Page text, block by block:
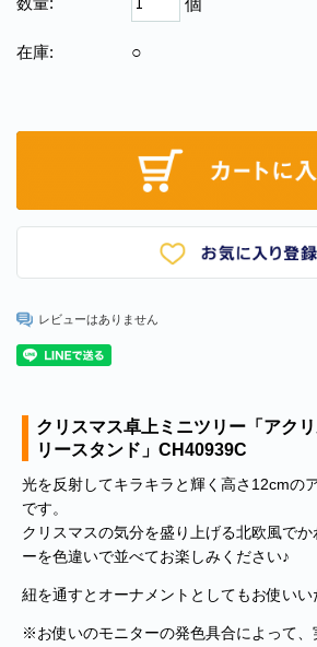
在庫: ○
レビューはありません
クリスマス卓上ミニツリー「アク
リースタンド」CH40939C
光を反射してキラキラと輝く高さ12cmの
です。
クリスマスの気分を盛り上げる北欧風で
ーを色違いで並べてお楽しみください♪
紐を通すとオーナメントとしてもお使いい
※お使いのモニターの発色具合によって、